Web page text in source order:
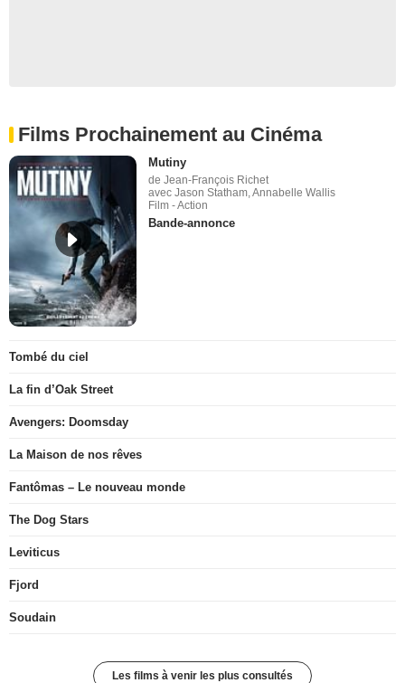
Films Prochainement au Cinéma
Mutiny
de Jean-François Richet
avec Jason Statham, Annabelle Wallis
Film - Action
Bande-annonce
Tombé du ciel
La fin d’Oak Street
Avengers: Doomsday
La Maison de nos rêves
Fantômas – Le nouveau monde
The Dog Stars
Leviticus
Fjord
Soudain
Les films à venir les plus consultés